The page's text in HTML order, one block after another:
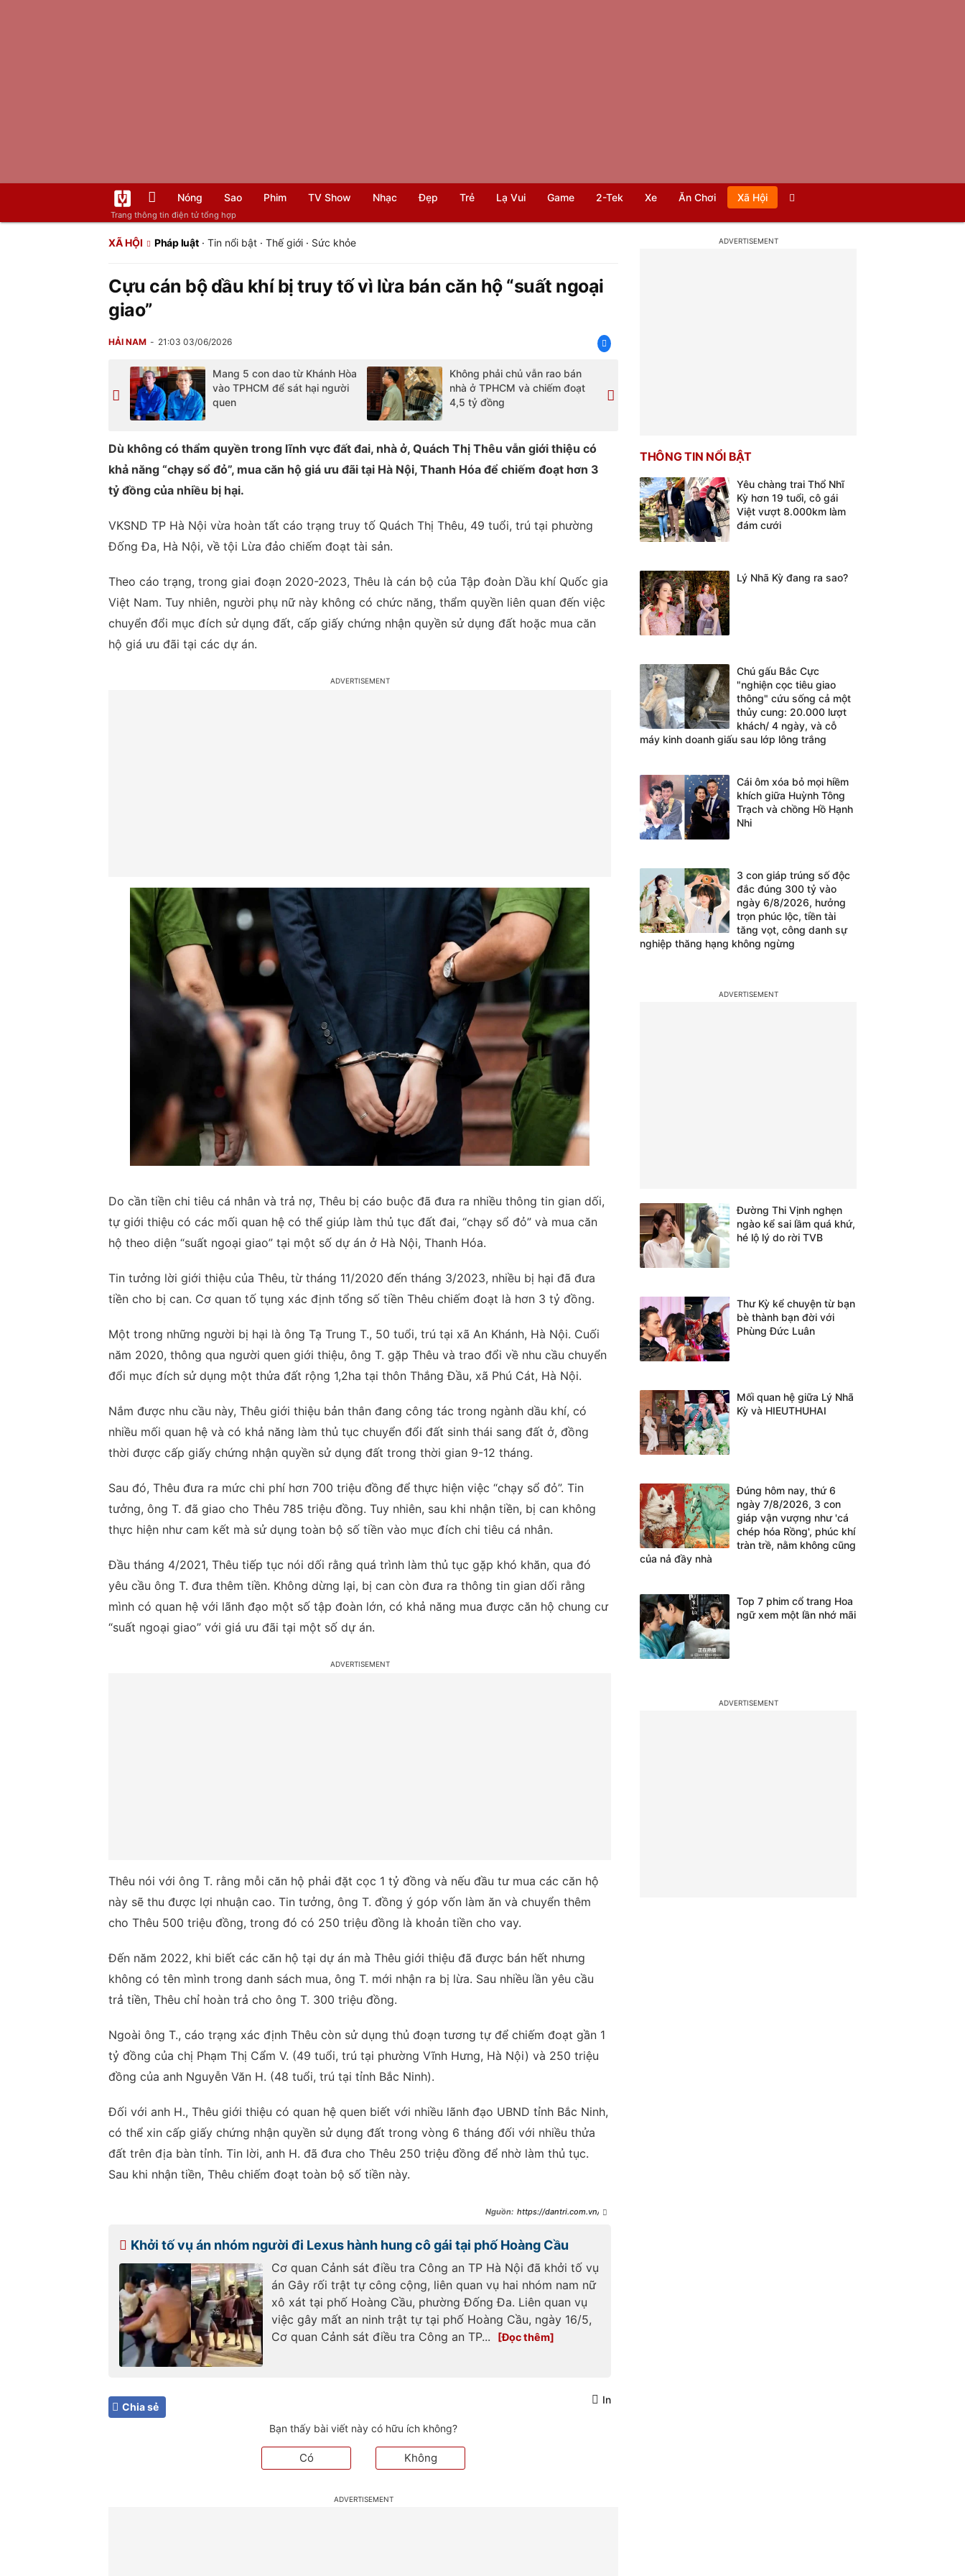
Trang thông tin điện tử tổng hợp
Nóng Sao Phim TV Show Nhạc Đẹp Trẻ Lạ Vui Game 2-Tek Xe Ăn Chơi Xã Hội
XÃ HỘI Pháp luật ·Tin nổi bật ·Thế giới · Sức khỏe
Cựu cán bộ dầu khí bị truy tố vì lừa bán căn hộ “suất ngoại
giao”
HẢI NAM 21:03 03/06/2026
Mang 5 con dao từ Khánh Hòa
vào TPHCM để sát hại người
quen
Không phải chủ vẫn rao bán
nhà ở TPHCM và chiếm đoạt
4,5 tỷ đồng
Dù không có thẩm quyền trong lĩnh vực đất đai, nhà ở, Quách Thị Thêu vẫn giới thiệu có
khả năng “chạy sổ đỏ”, mua căn hộ giá ưu đãi tại Hà Nội, Thanh Hóa để chiếm đoạt hơn 3
tỷ đồng của nhiều bị hại.
VKSND TP Hà Nội vừa hoàn tất cáo trạng truy tố Quách Thị Thêu, 49 tuổi, trú tại phường
Đống Đa, Hà Nội, về tội Lừa đảo chiếm đoạt tài sản.
Theo cáo trạng, trong giai đoạn 2020-2023, Thêu là cán bộ của Tập đoàn Dầu khí Quốc gia
Việt Nam. Tuy nhiên, người phụ nữ này không có chức năng, thẩm quyền liên quan đến việc
chuyển đổi mục đích sử dụng đất, cấp giấy chứng nhận quyền sử dụng đất hoặc mua căn
hộ giá ưu đãi tại các dự án.
Do cần tiền chi tiêu cá nhân và trả nợ, Thêu bị cáo buộc đã đưa ra nhiều thông tin gian dối,
tự giới thiệu có các mối quan hệ có thể giúp làm thủ tục đất đai, “chạy sổ đỏ” và mua căn
hộ theo diện “suất ngoại giao” tại một số dự án ở Hà Nội, Thanh Hóa.
Tin tưởng lời giới thiệu của Thêu, từ tháng 11/2020 đến tháng 3/2023, nhiều bị hại đã đưa
tiền cho bị can. Cơ quan tố tụng xác định tổng số tiền Thêu chiếm đoạt là hơn 3 tỷ đồng.
Một trong những người bị hại là ông Tạ Trung T., 50 tuổi, trú tại xã An Khánh, Hà Nội. Cuối
năm 2020, thông qua người quen giới thiệu, ông T. gặp Thêu và trao đổi về nhu cầu chuyển
đổi mục đích sử dụng một thửa đất rộng 1,2ha tại thôn Thắng Đầu, xã Phú Cát, Hà Nội.
Nắm được nhu cầu này, Thêu giới thiệu bản thân đang công tác trong ngành dầu khí, có
nhiều mối quan hệ và có khả năng làm thủ tục chuyển đổi đất sinh thái sang đất ở, đồng
thời được cấp giấy chứng nhận quyền sử dụng đất trong thời gian 9-12 tháng.
Sau đó, Thêu đưa ra mức chi phí hơn 700 triệu đồng để thực hiện việc “chạy sổ đỏ”. Tin
tưởng, ông T. đã giao cho Thêu 785 triệu đồng. Tuy nhiên, sau khi nhận tiền, bị can không
thực hiện như cam kết mà sử dụng toàn bộ số tiền vào mục đích chi tiêu cá nhân.
Đầu tháng 4/2021, Thêu tiếp tục nói dối rằng quá trình làm thủ tục gặp khó khăn, qua đó
yêu cầu ông T. đưa thêm tiền. Không dừng lại, bị can còn đưa ra thông tin gian dối rằng
mình có quan hệ với lãnh đạo một số tập đoàn lớn, có khả năng mua được căn hộ chung cư
“suất ngoại giao” với giá ưu đãi tại một số dự án.
Thêu nói với ông T. rằng mỗi căn hộ phải đặt cọc 1 tỷ đồng và nếu đầu tư mua các căn hộ
này sẽ thu được lợi nhuận cao. Tin tưởng, ông T. đồng ý góp vốn làm ăn và chuyển thêm
cho Thêu 500 triệu đồng, trong đó có 250 triệu đồng là khoản tiền cho vay.
Đến năm 2022, khi biết các căn hộ tại dự án mà Thêu giới thiệu đã được bán hết nhưng
không có tên mình trong danh sách mua, ông T. mới nhận ra bị lừa. Sau nhiều lần yêu cầu
trả tiền, Thêu chỉ hoàn trả cho ông T. 300 triệu đồng.
Ngoài ông T., cáo trạng xác định Thêu còn sử dụng thủ đoạn tương tự để chiếm đoạt gần 1
tỷ đồng của chị Phạm Thị Cẩm V. (49 tuổi, trú tại phường Vĩnh Hưng, Hà Nội) và 250 triệu
đồng của anh Nguyễn Văn H. (48 tuổi, trú tại tỉnh Bắc Ninh).
Đối với anh H., Thêu giới thiệu có quan hệ quen biết với nhiều lãnh đạo UBND tỉnh Bắc Ninh,
có thể xin cấp giấy chứng nhận quyền sử dụng đất trong vòng 6 tháng đối với nhiều thửa
đất trên địa bàn tỉnh. Tin lời, anh H. đã đưa cho Thêu 250 triệu đồng để nhờ làm thủ tục.
Sau khi nhận tiền, Thêu chiếm đoạt toàn bộ số tiền này.
https://dantri.com.vn/ph
ngoai-giao-
20260603133826286.htm
Khởi tố vụ án nhóm người đi Lexus hành hung cô gái tại phố Hoàng Cầu
Cơ quan Cảnh sát điều tra Công an TP Hà Nội đã khởi tố vụ
án Gây rối trật tự công cộng, liên quan vụ hai nhóm nam nữ
xô xát tại phố Hoàng Cầu, phường Đống Đa. Liên quan vụ
việc gây mất an ninh trật tự tại phố Hoàng Cầu, ngày 16/5,
Cơ quan Cảnh sát điều tra Công an TP...
In
Chia sẻ
Bạn thấy bài viết này có hữu ích không?
Có Không
THÔNG TIN NỔI BẬT
Yêu chàng trai Thổ Nhĩ
Kỳ hơn 19 tuổi, cô gái
Việt vượt 8.000km làm
đám cưới
Lý Nhã Kỳ đang ra sao?
Chú gấu Bắc Cực
"nghiện cọc tiêu giao
thông" cứu sống cả một
thủy cung: 20.000 lượt
khách/ 4 ngày, và cỗ
máy kinh doanh giấu sau lớp lông trắng
Cái ôm xóa bỏ mọi hiềm
khích giữa Huỳnh Tông
Trạch và chồng Hồ Hạnh
Nhi
3 con giáp trúng số độc
đắc đúng 300 tỷ vào
ngày 6/8/2026, hưởng
trọn phúc lộc, tiền tài
tăng vọt, công danh sự
nghiệp thăng hạng không ngừng
Đường Thi Vịnh nghẹn
ngào kể sai lầm quá khứ,
hé lộ lý do rời TVB
Thư Kỳ kể chuyện từ bạn
bè thành bạn đời với
Phùng Đức Luân
Mối quan hệ giữa Lý Nhã
Kỳ và HIEUTHUHAI
Đúng hôm nay, thứ 6
ngày 7/8/2026, 3 con
giáp vận vượng như 'cá
chép hóa Rồng', phúc khí
tràn trề, nằm không cũng
của nả đầy nhà
Top 7 phim cổ trang Hoa
ngữ xem một lần nhớ mãi